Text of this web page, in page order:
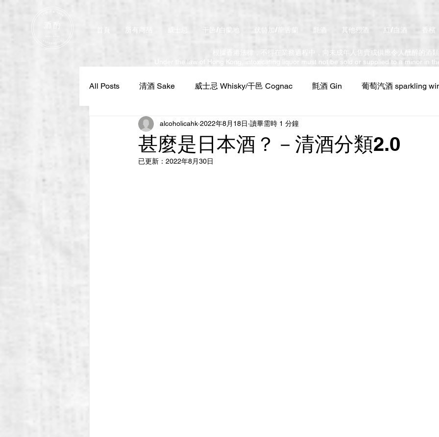
所有商品 干邑/白蘭地 伏特加/龍舌蘭 氈酒 其他烈酒 紅/白酒 香檳
根據香港法律，不得在業務過程中，向未成年人售賣或供應令人醺醉的酒
Under the law of Hong Kong, intoxicating liquor must not be sold or supplied to a minor in
All Posts 清酒 Sake 威士忌 Whisky/干邑 Cognac 氈酒 Gin 葡萄汽酒 sparkling
甚麼是日本酒？－清酒分類2.0
alcoholicahk 2022年8月18日 讀畢需時 1 分鐘
已更新： 2022年8月30日